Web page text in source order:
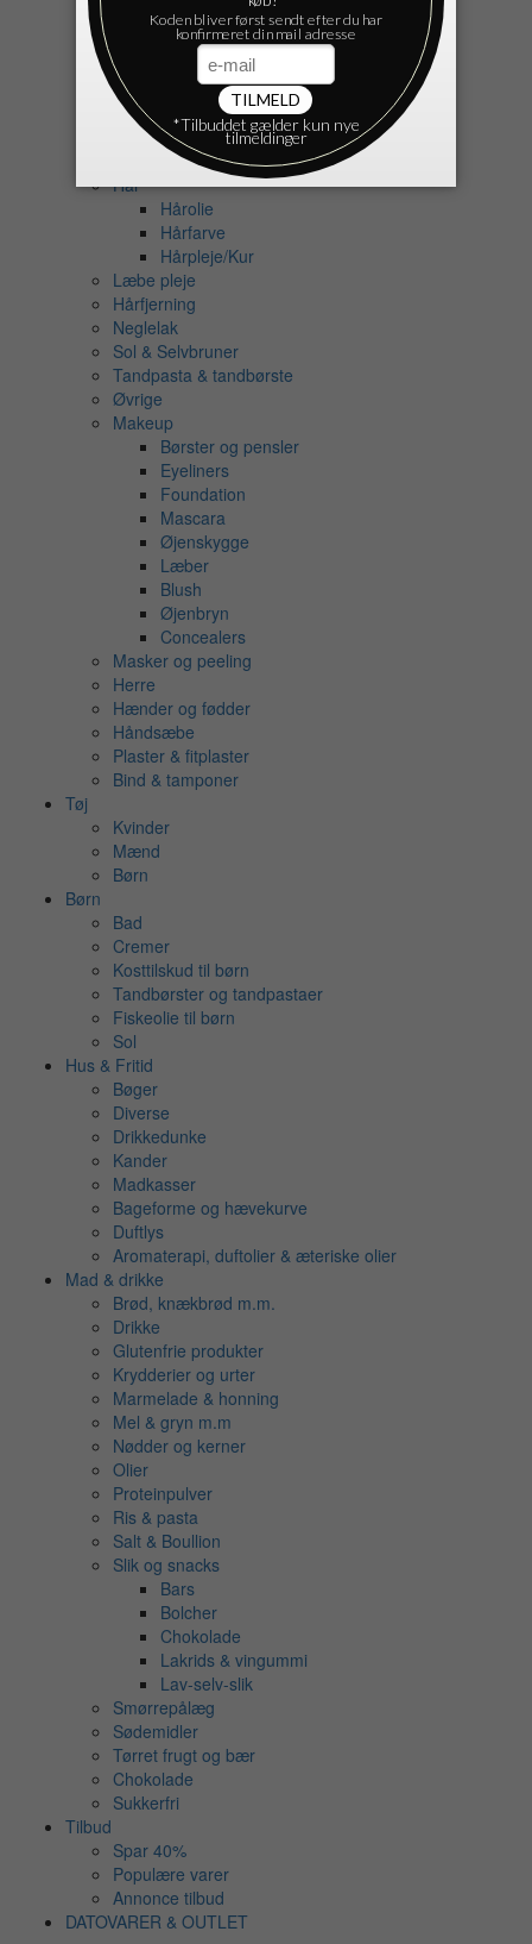
Cremer
Ansigt
Fodcreme
Håndcreme
Krop
Ansigtspleje
Deodorant
Hår
Hårolie
Hårfarve
Hårpleje/Kur
Læbe pleje
Hårfjerning
Neglelak
Sol & Selvbruner
Tandpasta & tandbørste
Øvrige
Makeup
Børster og pensler
Eyeliners
Foundation
Mascara
Øjenskygge
Læber
Blush
Øjenbryn
Concealers
Masker og peeling
Herre
Hænder og fødder
Håndsæbe
Plaster & fitplaster
Bind & tamponer
Tøj
Kvinder
Mænd
Børn
Børn
Bad
Cremer
Kosttilskud til børn
Tandbørster og tandpastaer
Fiskeolie til børn
Sol
Hus & Fritid
Bøger
Diverse
Drikkedunke
Kander
Madkasser
Bageforme og hævekurve
Duftlys
Aromaterapi, duftolier & æteriske olier
Mad & drikke
Brød, knækbrød m.m.
Drikke
Glutenfrie produkter
Krydderier og urter
Marmelade & honning
Mel & gryn m.m
Nødder og kerner
Olier
Proteinpulver
Ris & pasta
Salt & Boullion
Slik og snacks
Bars
Bolcher
Chokolade
Lakrids & vingummi
Lav-selv-slik
Smørrepålæg
Sødemidler
Tørret frugt og bær
Chokolade
Sukkerfri
Tilbud
Spar 40%
Populære varer
Annonce tilbud
DATOVARER & OUTLET